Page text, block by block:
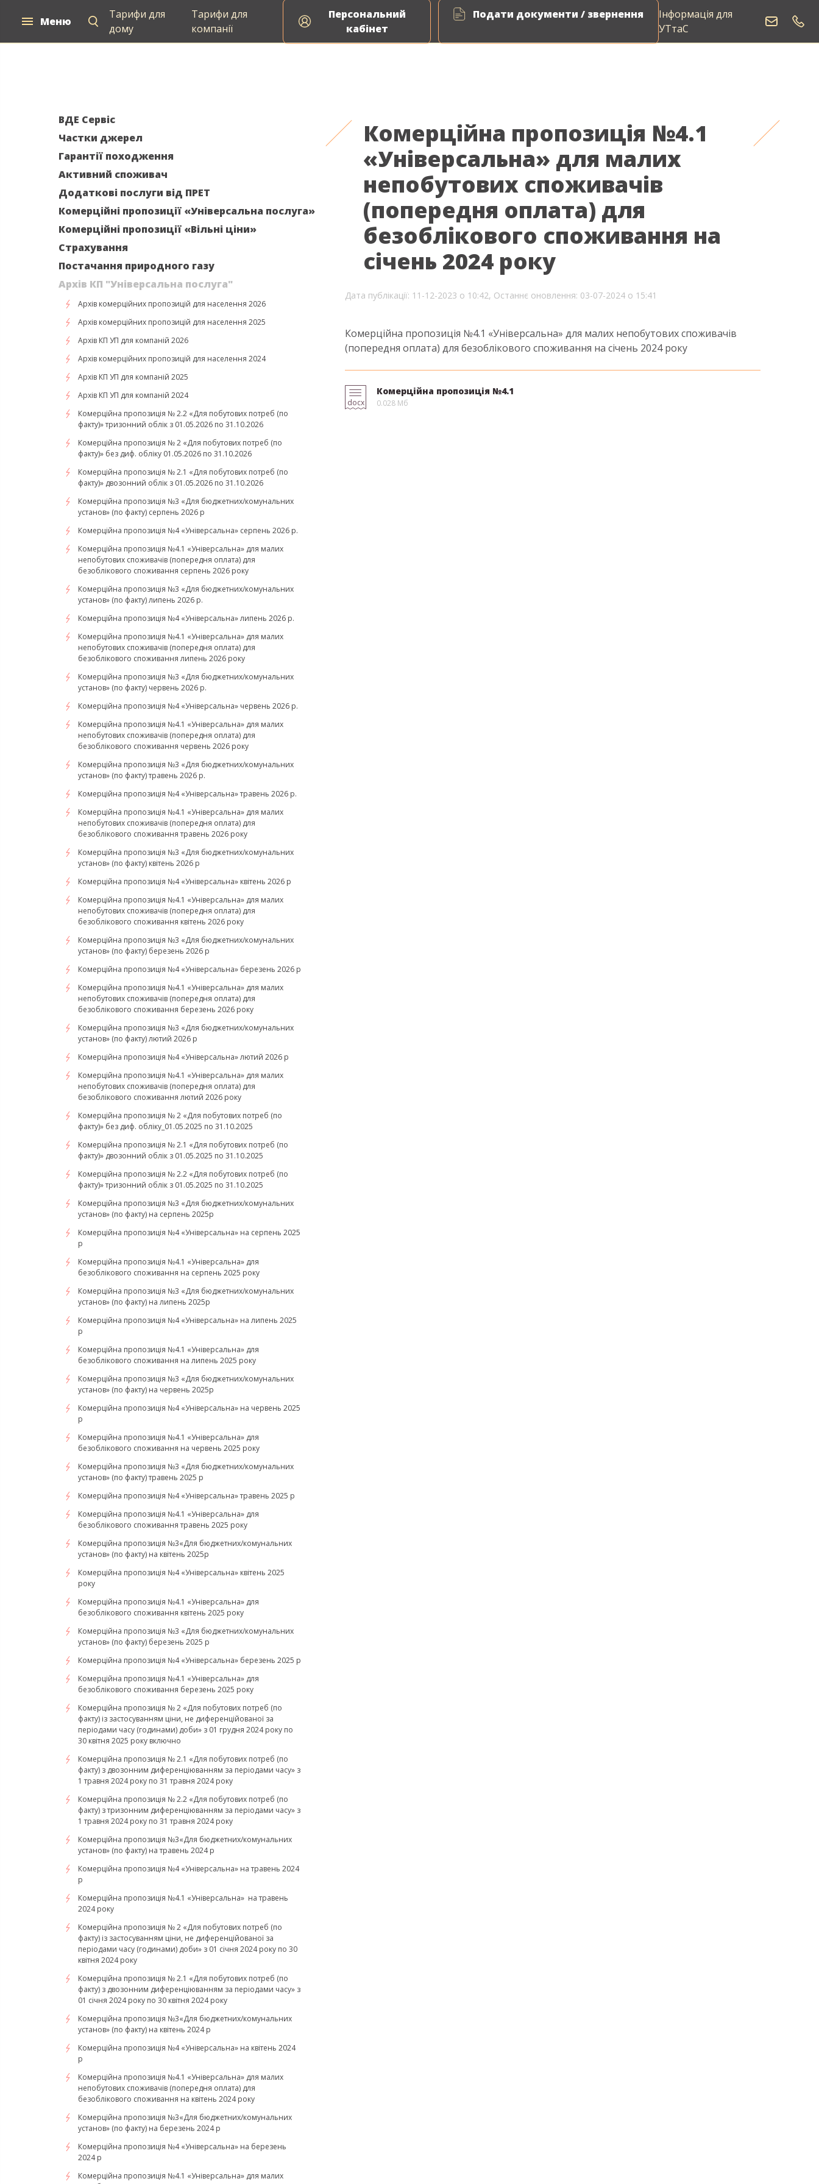
Меню
Тарифи для
дому
Тарифи для
компанії
Персональний
кабінет
Подати документи / звернення
Інформація для
УТтаС
Для дому Для компаній Постачання природного газу Енергоаудит ВДЕ Сервіс Виклик електрика
ВДЕ Сервіс
Частки джерел
Гарантії походження
Активний споживач
Додаткові послуги від ПРЕТ
Комерційні пропозиції «Універсальна послуга»
Комерційні пропозиції «Вільні ціни»
Страхування
Постачання природного газу
Архів КП "Універсальна послуга"
Архів комерційних пропозицій для населення 2026
Архів комерційних пропозицій для населення 2025
Архів КП УП для компаній 2026
Архів комерційних пропозицій для населення 2024
Архів КП УП для компаній 2025
Архів КП УП для компаній 2024
Комерційна пропозиція № 2.2 «Для побутових потреб (по
факту)» тризонний облік з 01.05.2026 по 31.10.2026
Комерційна пропозиція № 2 «Для побутових потреб (по
факту)» без диф. обліку 01.05.2026 по 31.10.2026
Комерційна пропозиція № 2.1 «Для побутових потреб (по
факту)» двозонний облік з 01.05.2026 по 31.10.2026
Комерційна пропозиція №3 «Для бюджетних/комунальних
установ» (по факту) серпень 2026 р
Комерційна пропозиція №4 «Універсальна» серпень 2026 р.
Комерційна пропозиція №4.1 «Універсальна» для малих
непобутових споживачів (попередня оплата) для
безоблікового споживання серпень 2026 року
Комерційна пропозиція №3 «Для бюджетних/комунальних
установ» (по факту) липень 2026 р.
Комерційна пропозиція №4 «Універсальна» липень 2026 р.
Комерційна пропозиція №4.1 «Універсальна» для малих
непобутових споживачів (попередня оплата) для
безоблікового споживання липень 2026 року
Комерційна пропозиція №3 «Для бюджетних/комунальних
установ» (по факту) червень 2026 р.
Комерційна пропозиція №4 «Універсальна» червень 2026 р.
Комерційна пропозиція №4.1 «Універсальна» для малих
непобутових споживачів (попередня оплата) для
безоблікового споживання червень 2026 року
Комерційна пропозиція №3 «Для бюджетних/комунальних
установ» (по факту) травень 2026 р.
Комерційна пропозиція №4 «Універсальна» травень 2026 р.
Комерційна пропозиція №4.1 «Універсальна» для малих
непобутових споживачів (попередня оплата) для
безоблікового споживання травень 2026 року
Комерційна пропозиція №3 «Для бюджетних/комунальних
установ» (по факту) квітень 2026 р
Комерційна пропозиція №4 «Універсальна» квітень 2026 р
Комерційна пропозиція №4.1 «Універсальна» для малих
непобутових споживачів (попередня оплата) для
безоблікового споживання квітень 2026 року
Комерційна пропозиція №3 «Для бюджетних/комунальних
установ» (по факту) березень 2026 р
Комерційна пропозиція №4 «Універсальна» березень 2026 р
Комерційна пропозиція №4.1 «Універсальна» для малих
непобутових споживачів (попередня оплата) для
безоблікового споживання березень 2026 року
Комерційна пропозиція №3 «Для бюджетних/комунальних
установ» (по факту) лютий 2026 р
Комерційна пропозиція №4 «Універсальна» лютий 2026 р
Комерційна пропозиція №4.1 «Універсальна» для малих
непобутових споживачів (попередня оплата) для
безоблікового споживання лютий 2026 року
Комерційна пропозиція № 2 «Для побутових потреб (по
факту)» без диф. обліку_01.05.2025 по 31.10.2025
Комерційна пропозиція № 2.1 «Для побутових потреб (по
факту)» двозонний облік з 01.05.2025 по 31.10.2025
Комерційна пропозиція № 2.2 «Для побутових потреб (по
факту)» тризонний облік з 01.05.2025 по 31.10.2025
Комерційна пропозиція №3 «Для бюджетних/комунальних
установ» (по факту) на серпень 2025р
Комерційна пропозиція №4 «Універсальна» на серпень 2025
р
Комерційна пропозиція №4.1 «Універсальна» для
безоблікового споживання на серпень 2025 року
Комерційна пропозиція №3 «Для бюджетних/комунальних
установ» (по факту) на липень 2025р
Комерційна пропозиція №4 «Універсальна» на липень 2025
р
Комерційна пропозиція №4.1 «Універсальна» для
безоблікового споживання на липень 2025 року
Комерційна пропозиція №3 «Для бюджетних/комунальних
установ» (по факту) на червень 2025р
Комерційна пропозиція №4 «Універсальна» на червень 2025
р
Комерційна пропозиція №4.1 «Універсальна» для
безоблікового споживання на червень 2025 року
Комерційна пропозиція №3 «Для бюджетних/комунальних
установ» (по факту) травень 2025 р
Комерційна пропозиція №4 «Універсальна» травень 2025 р
Комерційна пропозиція №4.1 «Універсальна» для
безоблікового споживання травень 2025 року
Комерційна пропозиція №3«Для бюджетних/комунальних
установ» (по факту) на квітень 2025р
Комерційна пропозиція №4 «Універсальна» квітень 2025
року
Комерційна пропозиція №4.1 «Універсальна» для
безоблікового споживання квітень 2025 року
Комерційна пропозиція №3 «Для бюджетних/комунальних
установ» (по факту) березень 2025 р
Комерційна пропозиція №4 «Універсальна» березень 2025 р
Комерційна пропозиція №4.1 «Універсальна» для
безоблікового споживання березень 2025 року
Комерційна пропозиція № 2 «Для побутових потреб (по
факту) із застосуванням ціни, не диференційованої за
періодами часу (годинами) доби» з 01 грудня 2024 року по
30 квітня 2025 року включно
Комерційна пропозиція № 2.1 «Для побутових потреб (по
факту) з двозонним диференціюванням за періодами часу» з
1 травня 2024 року по 31 травня 2024 року
Комерційна пропозиція № 2.2 «Для побутових потреб (по
факту) з тризонним диференціюванням за періодами часу» з
1 травня 2024 року по 31 травня 2024 року
Комерційна пропозиція №3«Для бюджетних/комунальних
установ» (по факту) на травень 2024 р
Комерційна пропозиція №4 «Універсальна» на травень 2024
р
Комерційна пропозиція №4.1 «Універсальна» на травень
2024 року
Комерційна пропозиція № 2 «Для побутових потреб (по
факту) із застосуванням ціни, не диференційованої за
періодами часу (годинами) доби» з 01 січня 2024 року по 30
квітня 2024 року
Комерційна пропозиція № 2.1 «Для побутових потреб (по
факту) з двозонним диференціюванням за періодами часу» з
01 січня 2024 року по 30 квітня 2024 року
Комерційна пропозиція №3«Для бюджетних/комунальних
установ» (по факту) на квітень 2024 р
Комерційна пропозиція №4 «Універсальна» на квітень 2024
р
Комерційна пропозиція №4.1 «Універсальна» для малих
непобутових споживачів (попередня оплата) для
безоблікового споживання на квітень 2024 року
Комерційна пропозиція №3«Для бюджетних/комунальних
установ» (по факту) на березень 2024 р
Комерційна пропозиція №4 «Універсальна» на березень
2024 р
Комерційна пропозиція №4.1 «Універсальна» для малих
Комерційна пропозиція №4.1
«Універсальна» для малих
непобутових споживачів
(попередня оплата) для
безоблікового споживання на
січень 2024 року
Дата публікації: 11-12-2023 о 10:42, Останнє оновлення: 03-07-2024 о 15:41
Комерційна пропозиція №4.1 «Універсальна» для малих непобутових споживачів
(попередня оплата) для безоблікового споживання на січень 2024 року
docx
Комерційна пропозиція №4.1
0.028 Мб